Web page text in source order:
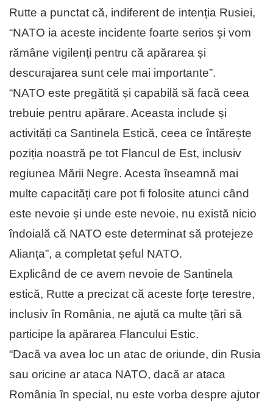
Rutte a punctat că, indiferent de intenția Rusiei,
“NATO ia aceste incidente foarte serios și vom
rămâne vigilenți pentru că apărarea și
descurajarea sunt cele mai importante”.
“NATO este pregătită și capabilă să facă ceea
trebuie pentru apărare. Aceasta include și
activități ca Santinela Estică, ceea ce întărește
poziția noastră pe tot Flancul de Est, inclusiv
regiunea Mării Negre. Acesta înseamnă mai
multe capacități care pot fi folosite atunci când
este nevoie și unde este nevoie, nu există nicio
îndoială că NATO este determinat să protejeze
Alianța”, a completat șeful NATO.
Explicând de ce avem nevoie de Santinela
estică, Rutte a precizat că aceste forțe terestre,
inclusiv în România, ne ajută ca multe țări să
participe la apărarea Flancului Estic.
“Dacă va avea loc un atac de oriunde, din Rusia
sau oricine ar ataca NATO, dacă ar ataca
România în special, nu este vorba despre ajutor